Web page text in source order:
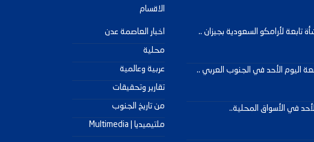
تابعة لأرامكو السعودية بجيزان ..
اليوم الأحد في الجنوب العربي ..
في الأسواق المحلية..
الاقسام
اخبار العاصمة عدن
محلية
عربية وعالمية
تقارير وتحقيقات
من تاريخ الجنوب
ملتيميديا | Multimedia